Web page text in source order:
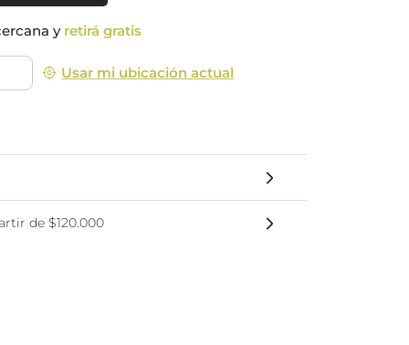
y retirá gratis
Usar mi ubicación actual
de $120.000